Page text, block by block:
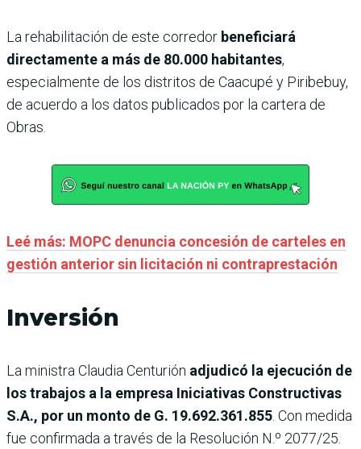
La rehabilitación de este corredor beneficiará
directamente a más de 80.000 habitantes,
especialmente de los distritos de Caacupé y Piribebuy,
de acuerdo a los datos publicados por la cartera de
Obras.
Leé más: MOPC denuncia concesión de carteles en
gestión anterior sin licitación ni contraprestación
Inversión
La ministra Claudia Centurión adjudicó la ejecución de
los trabajos a la empresa Iniciativas Constructivas
S.A., por un monto de G. 19.692.361.855 . Con medida
fue confirmada a través de la Resolución N.º 2077/25.